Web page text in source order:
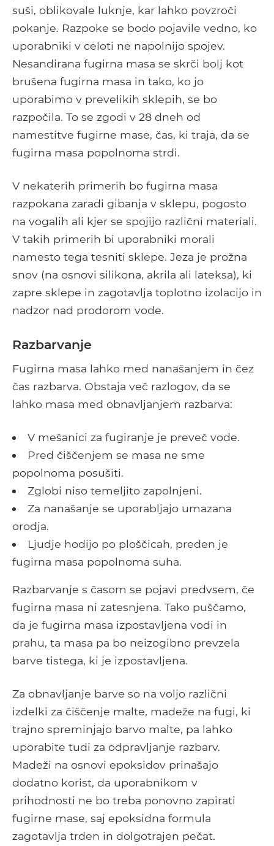
suši, oblikovale luknje, kar lahko povzroči
pokanje. Razpoke se bodo pojavile vedno, ko
uporabniki v celoti ne napolnijo spojev.
Nesandirana fugirna masa se skrči bolj kot
brušena fugirna masa in tako, ko jo
uporabimo v prevelikih sklepih, se bo
razpočila. To se zgodi v 28 dneh od
namestitve fugirne mase, čas, ki traja, da se
fugirna masa popolnoma strdi.
V nekaterih primerih bo fugirna masa
razpokana zaradi gibanja v sklepu, pogosto
na vogalih ali kjer se spojijo različni materiali.
V takih primerih bi uporabniki morali
namesto tega tesniti sklepe. Jeza je prožna
snov (na osnovi silikona, akrila ali lateksa), ki
zapre sklepe in zagotavlja toplotno izolacijo in
nadzor nad prodorom vode.
Razbarvanje
Fugirna masa lahko med nanašanjem in čez
čas razbarva. Obstaja več razlogov, da se
lahko masa med obnavljanjem razbarva:
V mešanici za fugiranje je preveč vode.
Pred čiščenjem se masa ne sme
popolnoma posušiti.
Zglobi niso temeljito zapolnjeni.
Za nanašanje se uporabljajo umazana
orodja.
Ljudje hodijo po ploščicah, preden je
fugirna masa popolnoma suha.
Razbarvanje s časom se pojavi predvsem, če
fugirna masa ni zatesnjena. Tako puščamo,
da je fugirna masa izpostavljena vodi in
prahu, ta masa pa bo neizogibno prevzela
barve tistega, ki je izpostavljena.
Za obnavljanje barve so na voljo različni
izdelki za čiščenje malte, madeže na fugi, ki
trajno spreminjajo barvo malte, pa lahko
uporabite tudi za odpravljanje razbarv.
Madeži na osnovi epoksidov prinašajo
dodatno korist, da uporabnikom v
prihodnosti ne bo treba ponovno zapirati
fugirne mase, saj epoksidna formula
zagotavlja trden in dolgotrajen pečat.